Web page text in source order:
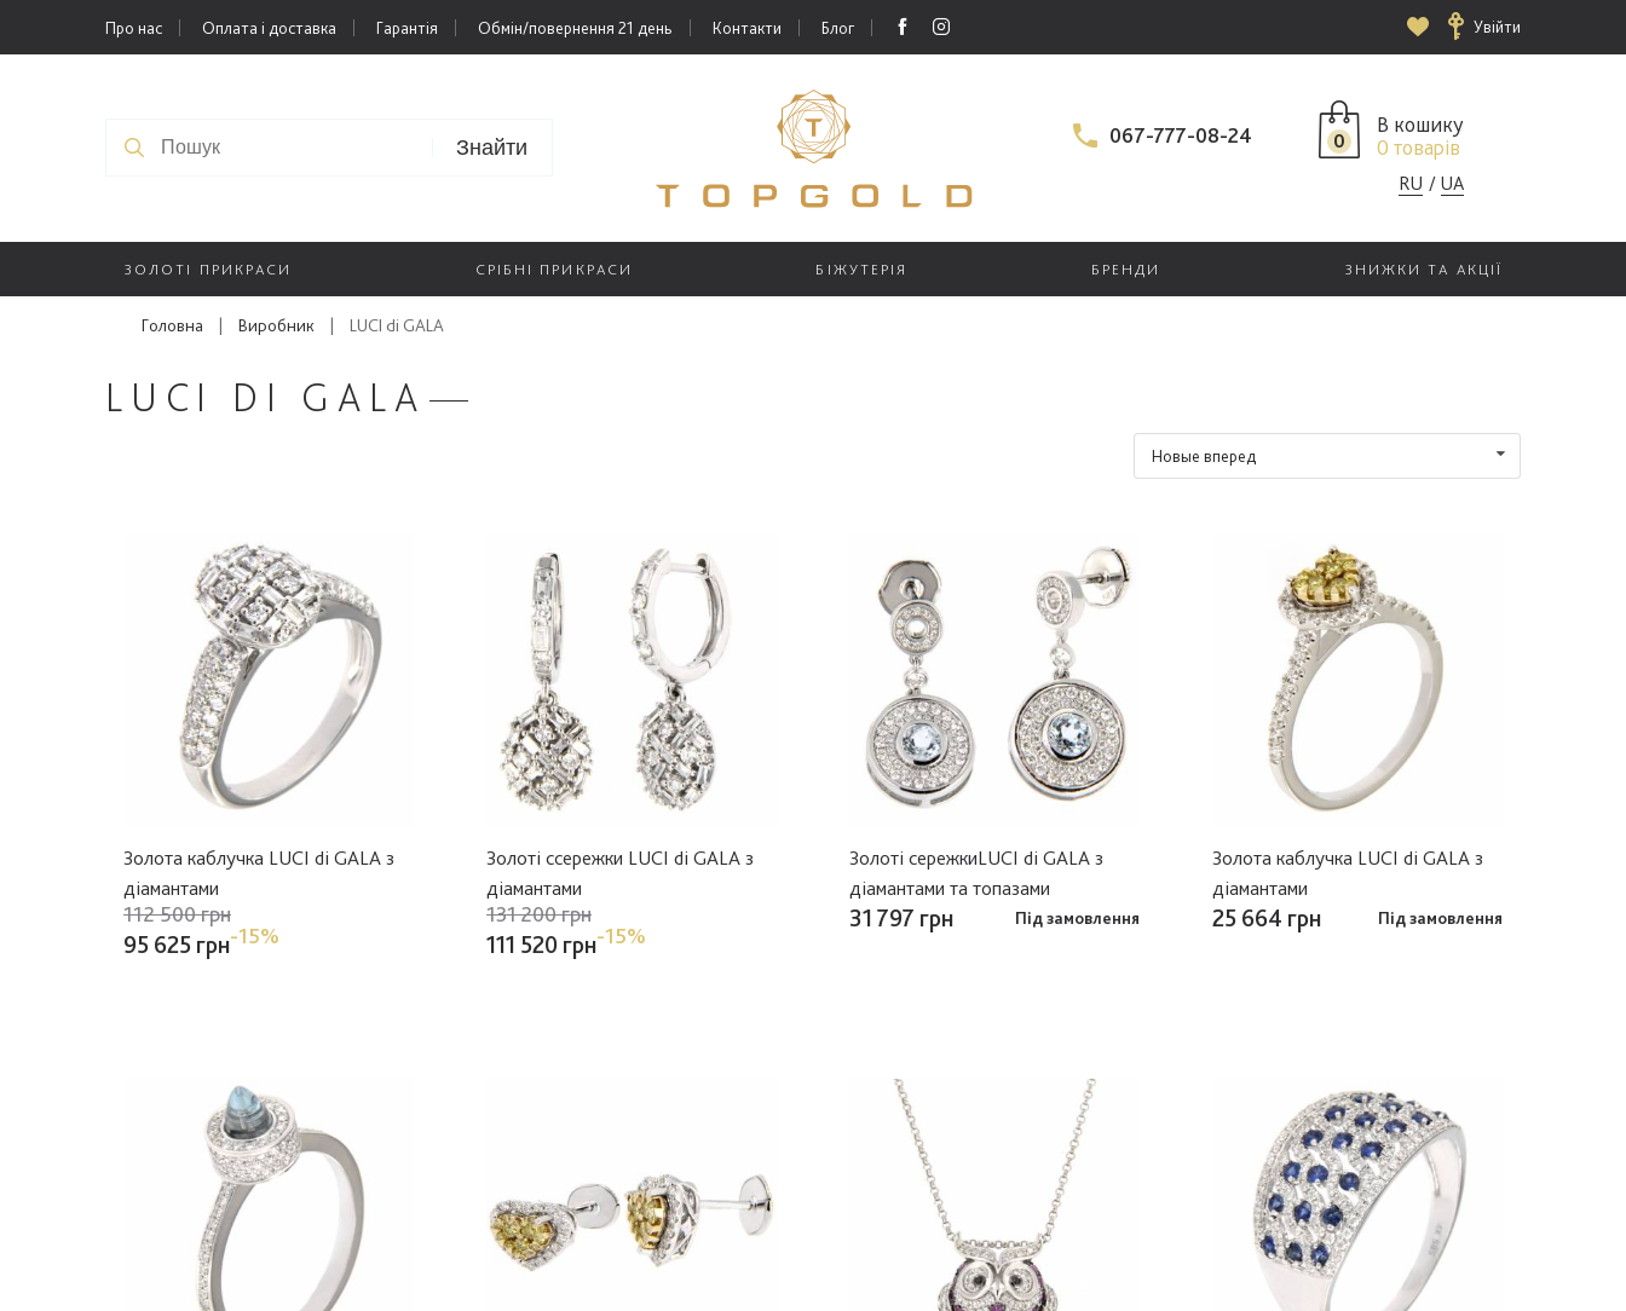
Про нас Оплата і доставка Гарантія Обмін/повернення 21 день Контакти Блог Увійти
Знайти 067-777-08-24 0
В кошику
0 товарів
RU UA
ЗОЛОТІ ПРИКРАСИ СРІБНІ ПРИКРАСИ БІЖУТЕРІЯ БРЕНДИ ЗНИЖКИ ТА АКЦІЇ
Головна | Виробник | LUCI di GALA
LUCI DI GALA
Новые вперед
Золота каблучка LUCI di GALA з
діамантами
112 500 грн
95 625 грн-15%
Золоті ссережки LUCI di GALA з
діамантами
131 200 грн
111 520 грн-15%
Золоті сережкиLUCI di GALA з
діамантами та топазами
31 797 грн Під замовлення
Золота каблучка LUCI di GALA з
діамантами
25 664 грн Під замовлення